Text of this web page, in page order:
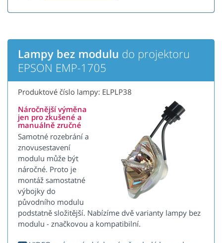
Lampy bez modulu do projektoru
EPSON EMP-1705
Produktové číslo lampy: ELPLP38
Náročnější výměna
jen pro zkušené a
manuálně zručné
Samotné rozebrání a
znovusestavení
modulu může být
náročné. Proto je
montáž samostatné
výbojky do
původního modulu
podstatně složitější. Nabízíme dvě varianty lampy bez
modulu - značkovou a kompatibilní.